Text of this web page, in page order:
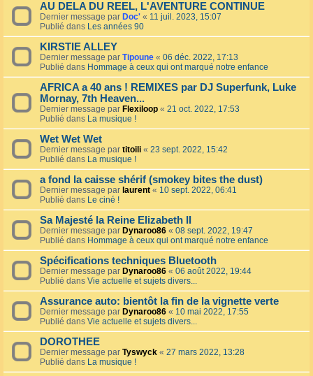
AU DELA DU REEL, L'AVENTURE CONTINUE
Dernier message par Doc' « 11 juil. 2023, 15:07
Publié dans Les années 90
KIRSTIE ALLEY
Dernier message par Tipoune « 06 déc. 2022, 17:13
Publié dans Hommage à ceux qui ont marqué notre enfance
AFRICA a 40 ans ! REMIXES par DJ Superfunk, Luke
Mornay, 7th Heaven...
Dernier message par Flexiloop « 21 oct. 2022, 17:53
Publié dans La musique !
Wet Wet Wet
Dernier message par titoili « 23 sept. 2022, 15:42
Publié dans La musique !
a fond la caisse shérif (smokey bites the dust)
Dernier message par laurent « 10 sept. 2022, 06:41
Publié dans Le ciné !
Sa Majesté la Reine Elizabeth II
Dernier message par Dynaroo86 « 08 sept. 2022, 19:47
Publié dans Hommage à ceux qui ont marqué notre enfance
Spécifications techniques Bluetooth
Dernier message par Dynaroo86 « 06 août 2022, 19:44
Publié dans Vie actuelle et sujets divers...
Assurance auto: bientôt la fin de la vignette verte
Dernier message par Dynaroo86 « 10 mai 2022, 17:55
Publié dans Vie actuelle et sujets divers...
DOROTHEE
Dernier message par Tyswyck « 27 mars 2022, 13:28
Publié dans La musique !